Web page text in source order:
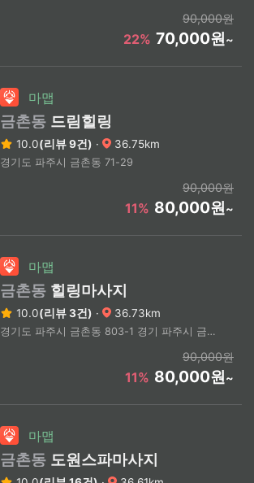
90,000원
22% 70,000원~
마맵
금촌동 드림힐링
10.0(리뷰 9건) · 36.75km
경기도 파주시 금촌동 71-29
90,000원
11% 80,000원~
마맵
금촌동 힐링마사지
10.0(리뷰 3건) · 36.73km
경기도 파주시 금촌동 803-1 경기 파주시 금촌동 (상세주소문의)
90,000원
11% 80,000원~
마맵
금촌동 도원스파마사지